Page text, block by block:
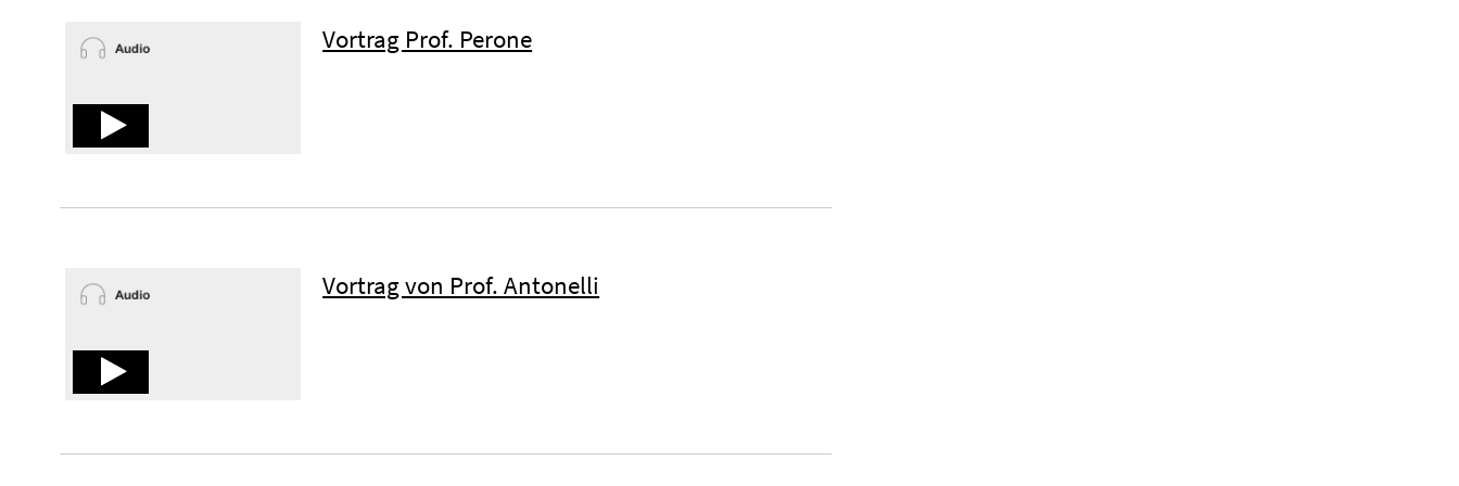
Vortrag Prof. Perone
Vortrag von Prof. Antonelli